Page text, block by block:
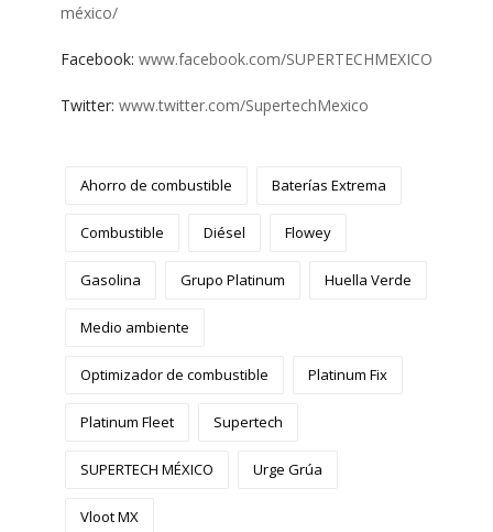
méxico/
Facebook: www.facebook.com/SUPERTECHMEXICO
Twitter: www.twitter.com/SupertechMexico
Ahorro de combustible Baterías Extrema
Combustible Diésel Flowey
Gasolina Grupo Platinum Huella Verde
Medio ambiente
Optimizador de combustible Platinum Fix
Platinum Fleet Supertech
SUPERTECH MÉXICO Urge Grúa
Vloot MX